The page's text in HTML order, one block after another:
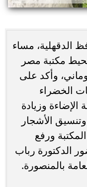
الدقهلية، مساء
مكتبة مصر
وأكد على
الخضراء
الإضاءة وزيادة
الأشجار
ورفع
الدكتورة رباب
بالمنصورة.